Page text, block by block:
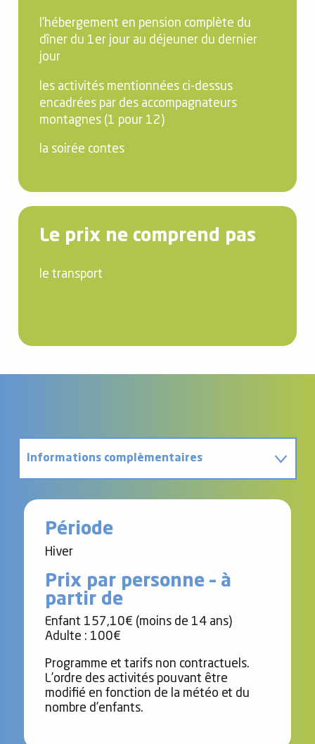
l’hébergement en pension complète du
dîner du 1er jour au déjeuner du dernier
jour
les activités mentionnées ci-dessus
encadrées par des accompagnateurs
montagnes (1 pour 12)
la soirée contes
Le prix ne comprend pas
le transport
Informations complèmentaires
Contact
Période
Hiver
Prix par personne – à
partir de
Enfant 157,10€ (moins de 14 ans)
Adulte : 100€
Programme et tarifs non contractuels.
L’ordre des activités pouvant être
modifié en fonction de la météo et du
nombre d’enfants.